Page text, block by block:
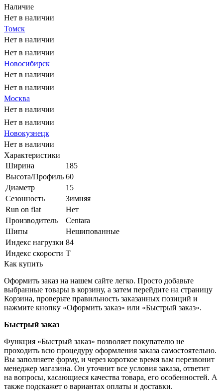
Наличие
Нет в наличии
Томск
Нет в наличии
Нет в наличии
Новосибирск
Нет в наличии
Нет в наличии
Москва
Нет в наличии
Нет в наличии
Новокузнецк
Нет в наличии
Характеристики
Ширина
185
Высота/Профиль 60
Диаметр
15
Сезонность
Зимняя
Run on flat
Нет
Производитель
Centara
Шипы
Нешипованные
Индекс нагрузки 84
Индекс скорости T
Как купить
Оформить заказ на нашем сайте легко. Просто добавьте
выбранные товары в корзину, а затем перейдите на страницу
Корзина, проверьте правильность заказанных позиций и
нажмите кнопку «Оформить заказ» или «Быстрый заказ».
Быстрый заказ
Функция «Быстрый заказ» позволяет покупателю не
проходить всю процедуру оформления заказа самостоятельно.
Вы заполняете форму, и через короткое время вам перезвонит
менеджер магазина. Он уточнит все условия заказа, ответит
на вопросы, касающиеся качества товара, его особенностей. А
также подскажет о вариантах оплаты и доставки.